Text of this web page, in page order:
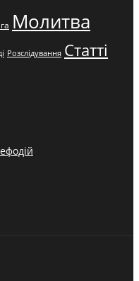
Молитва
Розслідування Статті